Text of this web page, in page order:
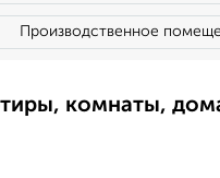
Производственное
комнаты,